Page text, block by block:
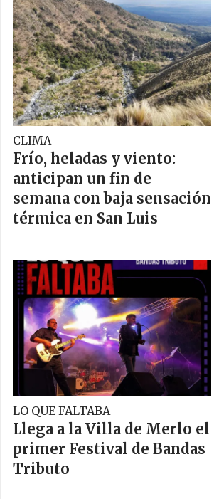
CLIMA
Frío, heladas y viento:
anticipan un fin de
semana con baja sensación
térmica en San Luis
LO QUE FALTABA
Llega a la Villa de Merlo el
primer Festival de Bandas
Tributo